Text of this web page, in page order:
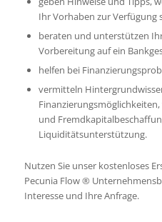
Ihr Vorhaben zur Verfügung
beraten und unterstützen
Vorbereitung auf ein
helfen bei
vermitteln
Finanzierungsmöglichkeiten,
und
Liquiditätsunterstützung.
Nutzen Sie unser kostenloses
Pecunia Flow ®
Interesse und Ihre Anfrage.